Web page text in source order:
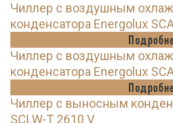
Чиллер с воздушным
конденсатора Energolux
Чиллер с воздушным
конденсатора Energolux
Чиллер с выносным
SCLW-T 2610 V